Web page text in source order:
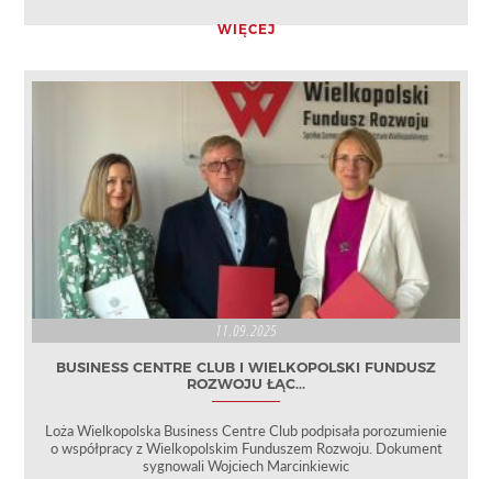
WIĘCEJ
11.09.2025
BUSINESS CENTRE CLUB I WIELKOPOLSKI FUNDUSZ
ROZWOJU ŁĄC...
Loża Wielkopolska Business Centre Club podpisała porozumienie
o współpracy z Wielkopolskim Funduszem Rozwoju. Dokument
sygnowali Wojciech Marcinkiewic